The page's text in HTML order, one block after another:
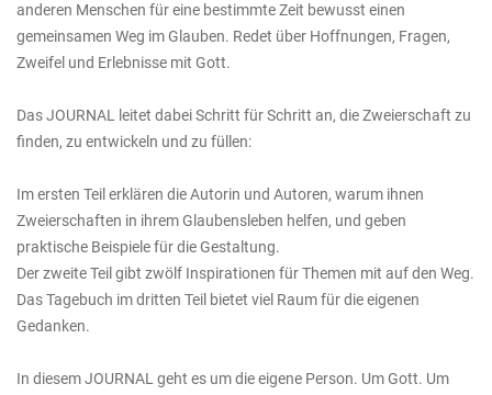
anderen Menschen für eine bestimmte Zeit bewusst einen
gemeinsamen Weg im Glauben. Redet über Hoffnungen, Fragen,
Zweifel und Erlebnisse mit Gott.
Das JOURNAL leitet dabei Schritt für Schritt an, die Zweierschaft zu
finden, zu entwickeln und zu füllen:
Im ersten Teil erklären die Autorin und Autoren, warum ihnen
Zweierschaften in ihrem Glaubensleben helfen, und geben
praktische Beispiele für die Gestaltung.
Der zweite Teil gibt zwölf Inspirationen für Themen mit auf den Weg.
Das Tagebuch im dritten Teil bietet viel Raum für die eigenen
Gedanken.
In diesem JOURNAL geht es um die eigene Person. Um Gott. Um